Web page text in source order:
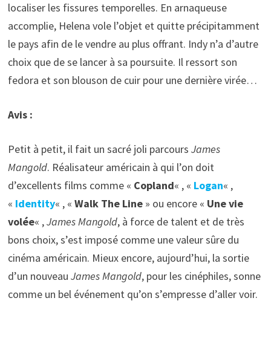
localiser les fissures temporelles. En arnaqueuse
accomplie, Helena vole l’objet et quitte précipitamment
le pays afin de le vendre au plus offrant. Indy n’a d’autre
choix que de se lancer à sa poursuite. Il ressort son
fedora et son blouson de cuir pour une dernière virée…
Avis :
Petit à petit, il fait un sacré joli parcours James
Mangold. Réalisateur américain à qui l’on doit
d’excellents films comme « Copland« , « Logan« ,
« Identity« , « Walk The Line» ou encore « Une vie
volée« ,James Mangold, à force de talent et de très
bons choix, s’est imposé comme une valeur sûre du
cinéma américain. Mieux encore, aujourd’hui, la sortie
d’un nouveau James Mangold, pour les cinéphiles, sonne
comme un bel événement qu’on s’empresse d’aller voir.